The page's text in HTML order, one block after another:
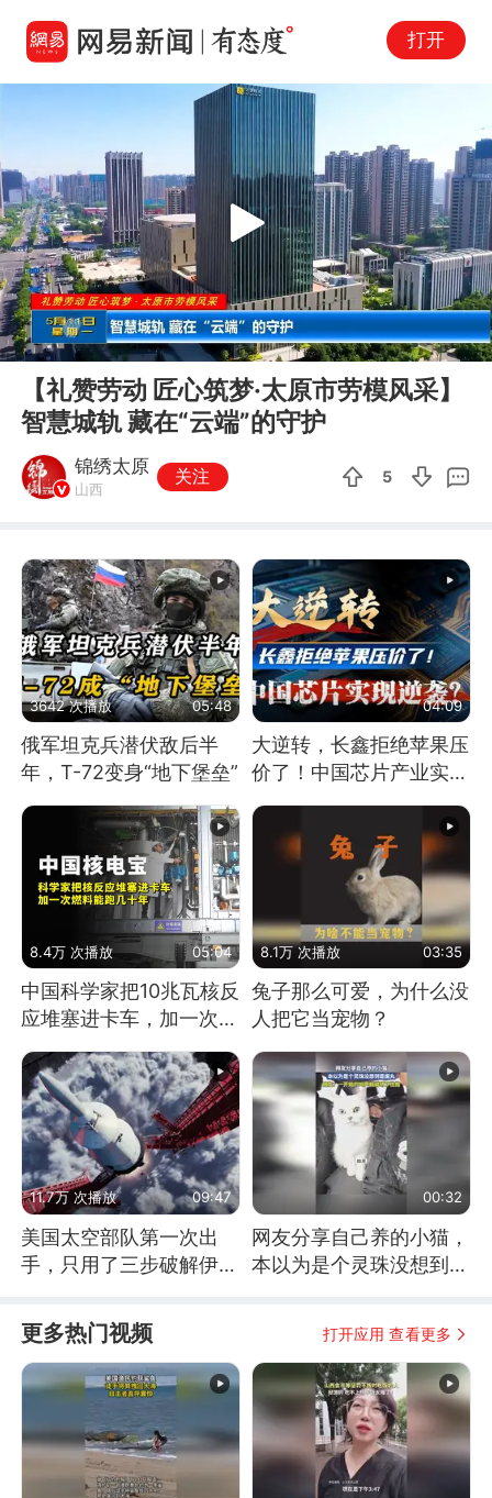
打开
00:00 04:10
Play
【礼赞劳动 匠心筑梦·太原市劳模风采】
智慧城轨 藏在“云端”的守护
锦绣太原
山西
关注 5
3642 次播放 05:48
俄军坦克兵潜伏敌后半
年，T-72变身“地下堡垒”
04:09
大逆转，长鑫拒绝苹果压
价了！中国芯片产业实现
怎样的逆袭？
8.4万 次播放 05:04
中国科学家把10兆瓦核反
应堆塞进卡车，加一次燃
8.1万 次播放 03:35
兔子那么可爱，为什么没
人把它当宠物？
11.7万 次播放 09:47
美国太空部队第一次出
手，只用了三步破解伊朗
00:32
网友分享自己养的小猫，
本以为是个灵珠没想到是
更多热门视频 打开应用 查看更多